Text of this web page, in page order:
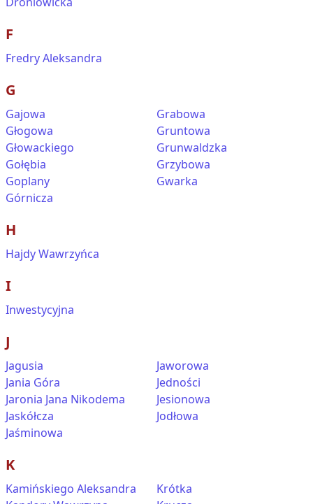
F
Fredry Aleksandra
G
Gajowa
Głogowa
Głowackiego
Gołębia
Goplany
Górnicza
Grabowa
Gruntowa
Grunwaldzka
Grzybowa
Gwarka
H
Hajdy Wawrzyńca
I
Inwestycyjna
J
Jagusia
Jania Góra
Jaronia Jana Nikodema
Jaskółcza
Jaśminowa
Jaworowa
Jedności
Jesionowa
Jodłowa
K
Kamińskiego Aleksandra
Krótka